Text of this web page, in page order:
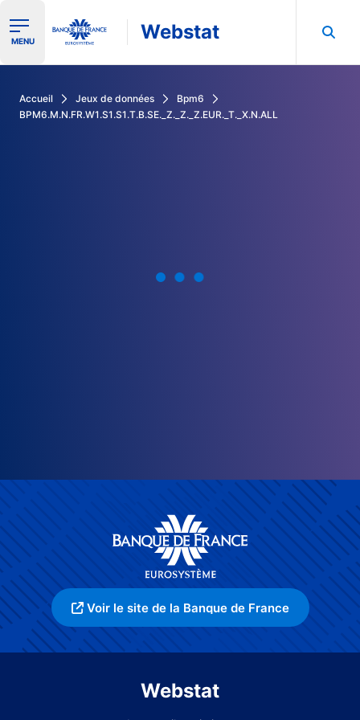
Ouvrir le menu de navigation
MENU Webstat
Accueil Jeux de données
Bpm6
BPM6.M.N.FR.W1.S1.S1.T.B.SE._Z._Z._Z.EUR._T._X.N.ALL
Voir le site de la Banque de France
Webstat